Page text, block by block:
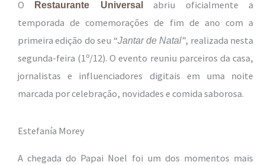
O Restaurante Universalabriu oficialmente a
temporada de comemorações de fim de ano com a
primeira edição do seu “Jantar de Natal”, realizada nesta
segunda-feira (1º/12). O evento reuniu parceiros da casa,
jornalistas e influenciadores digitais em uma noite
marcada por celebração, novidades e comida saborosa.
Estefanía Morey
A chegada do Papai Noel foi um dos momentos mais